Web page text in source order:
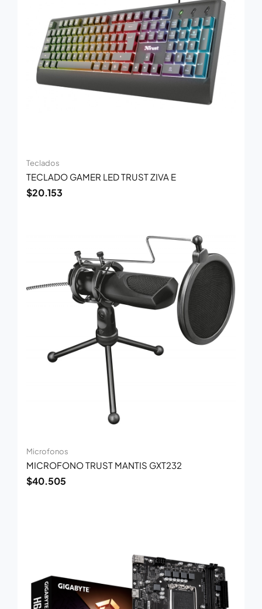
Teclados
TECLADO GAMER LED TRUST ZIVA E
$20.153
Microfonos
MICROFONO TRUST MANTIS GXT232
$40.505